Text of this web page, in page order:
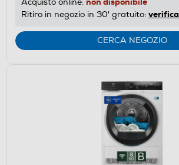
energetico
Youreko.
Acquisto online:
Ritiro in negozio in 30' gratuito: verifica
CERCA NEGOZIO